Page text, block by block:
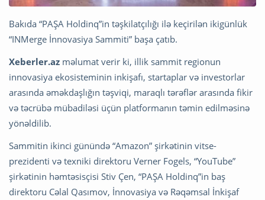
Bakıda “PAŞA Holdinq”in təşkilatçılığı ilə keçirilən ikigünlük
“INMerge İnnovasiya Sammiti” başa çatıb.
Xeberler.az məlumat verir ki, illik sammit regionun
innovasiya ekosisteminin inkişafı, startaplar və investorlar
arasında əməkdaşlığın təşviqi, maraqlı tərəflər arasında fikir
və təcrübə mübadiləsi üçün platformanın təmin edilməsinə
yönəldilib.
Sammitin ikinci günündə “Amazon” şirkətinin vitse-
prezidenti və texniki direktoru Verner Fogels, “YouTube”
şirkətinin həmtəsisçisi Stiv Çen, “PAŞA Holdinq”in baş
direktoru Cəlal Qasımov, İnnovasiya və Rəqəmsal İnkişaf